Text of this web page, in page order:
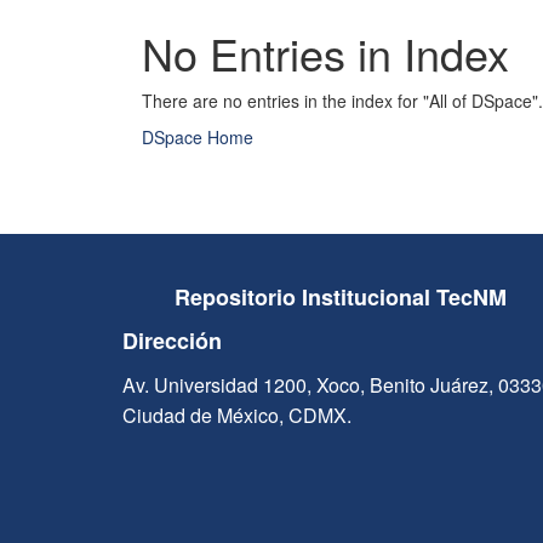
No Entries in Index
There are no entries in the index for "All of DSpace".
DSpace Home
Repositorio Institucional TecNM
Dirección
Av. Universidad 1200, Xoco, Benito Juárez,
Ciudad de México, CDMX.